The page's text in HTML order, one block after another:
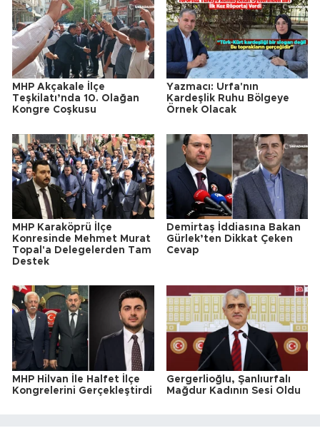
MHP Akçakale İlçe
Teşkilatı’nda 10. Olağan
Kongre Coşkusu
Yazmacı: Urfa'nın
Kardeşlik Ruhu Bölgeye
Örnek Olacak
MHP Karaköprü İlçe
Konresinde Mehmet Murat
Topal'a Delegelerden Tam
Destek
Demirtaş İddiasına Bakan
Gürlek’ten Dikkat Çeken
Cevap
MHP Hilvan İle Halfet İlçe
Kongrelerini Gerçekleştirdi
Gergerlioğlu, Şanlıurfalı
Mağdur Kadının Sesi Oldu